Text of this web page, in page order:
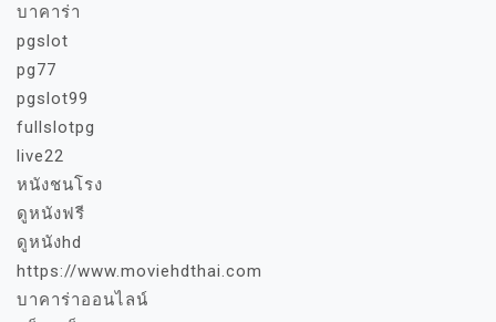
บาคาร่า
pgslot
pg77
pgslot99
fullslotpg
live22
หนังชนโรง
ดูหนังฟรี
ดูหนังhd
https://www.moviehdthai.com
บาคาร่าออนไลน์